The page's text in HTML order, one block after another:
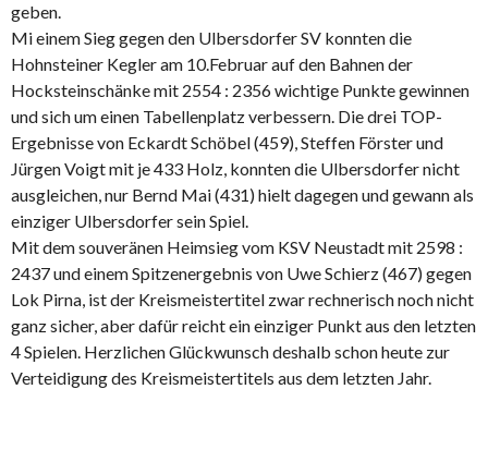
geben.
Mi einem Sieg gegen den Ulbersdorfer SV konnten die
Hohnsteiner Kegler am 10.Februar auf den Bahnen der
Hocksteinschänke mit 2554 : 2356 wichtige Punkte gewinnen
und sich um einen Tabellenplatz verbessern. Die drei TOP-
Ergebnisse von Eckardt Schöbel (459), Steffen Förster und
Jürgen Voigt mit je 433 Holz, konnten die Ulbersdorfer nicht
ausgleichen, nur Bernd Mai (431) hielt dagegen und gewann als
einziger Ulbersdorfer sein Spiel.
Mit dem souveränen Heimsieg vom KSV Neustadt mit 2598 :
2437 und einem Spitzenergebnis von Uwe Schierz (467) gegen
Lok Pirna, ist der Kreismeistertitel zwar rechnerisch noch nicht
ganz sicher, aber dafür reicht ein einziger Punkt aus den letzten
4 Spielen. Herzlichen Glückwunsch deshalb schon heute zur
Verteidigung des Kreismeistertitels aus dem letzten Jahr.